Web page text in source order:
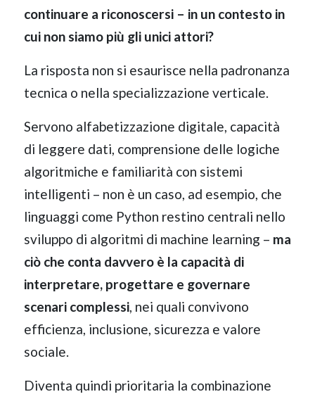
continuare a riconoscersi – in un contesto in
cui non siamo più gli unici attori?
La risposta non si esaurisce nella padronanza
tecnica o nella specializzazione verticale.
Servono alfabetizzazione digitale, capacità
di leggere dati, comprensione delle logiche
algoritmiche e familiarità con sistemi
intelligenti – non è un caso, ad esempio, che
linguaggi come Python restino centrali nello
sviluppo di algoritmi di machine learning – ma
ciò che conta davvero è la capacità di
interpretare, progettare e governare
scenari complessi, nei quali convivono
efficienza, inclusione, sicurezza e valore
sociale.
Diventa quindi prioritaria la combinazione